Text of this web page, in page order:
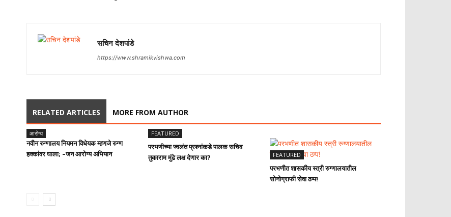
सचिन देशपांडे
https://www.shramikvishwa.com
RELATED ARTICLES MORE FROM AUTHOR
आरोग्य
नवीन रुग्णालय नियमन विधेयक म्हणजे रुग्ण
हक्कांवर घाला; –जन आरोग्य अभियान
FEATURED
परभणीच्या ज्वलंत प्रश्नांकडे पालक सचिव
तुकाराम मुंढे लक्ष देणार का?
FEATURED
परभणीत शासकीय स्त्री रुग्णालयातील
सोनोग्राफी सेवा ठप्प!